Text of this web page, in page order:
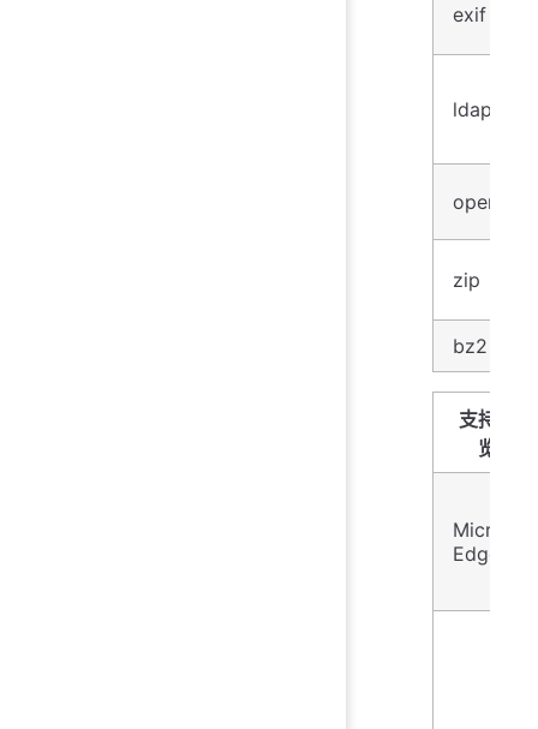
exif
ldap
openssl
zip
bz2
支持的浏
览器
Edge